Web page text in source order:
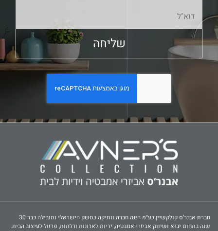
שליחה
חברת אבנר‘ס קולקשיין בע״מ הינה חברה וותיקה במשק הישראלי ומובילה כבר 30
שנה בתחום יבוא ושיווק אביזרי אמבטיה, ידיות לארונות ודלתות, פרזול לעיצוב הבית.